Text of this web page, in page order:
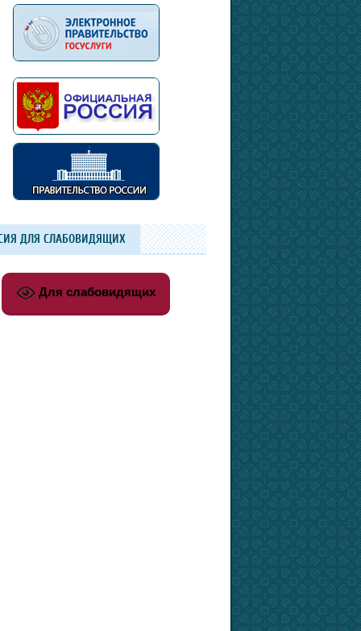
ДЛЯ СЛАБОВИДЯЩИХ
Для слабовидящих